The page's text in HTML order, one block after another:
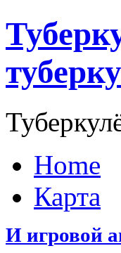
Home
Карта
И игровой